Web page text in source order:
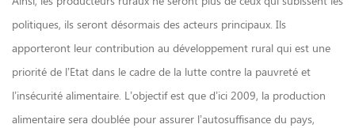
politiques, ils seront désormais des acteurs principaux. Ils
apporteront leur contribution au développement rural qui est une
priorité de l’Etat dans le cadre de la lutte contre la pauvreté et
l’insécurité alimentaire. L’objectif est que d’ici 2009, la production
alimentaire sera doublée pour assurer l’autosuffisance du pays,